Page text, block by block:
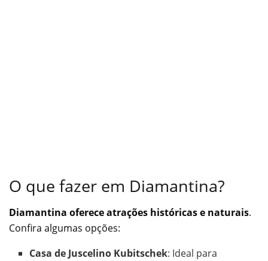
O que fazer em Diamantina?
Diamantina oferece atrações históricas e naturais.
Confira algumas opções:
Casa de Juscelino Kubitschek: Ideal para